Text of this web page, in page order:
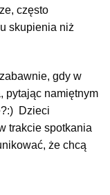
często
skupienia niż
gdy w
pytając namiętnym
Dzieci
trakcie spotkania
że chcą